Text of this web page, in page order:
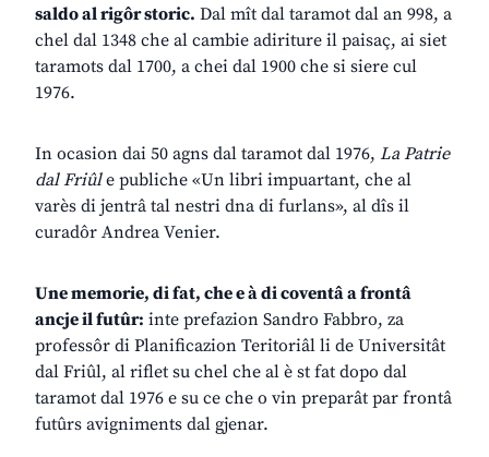
saldo al rigôr storic. Dal mît dal taramot dal an 998, a
chel dal 1348 che al cambie adiriture il paisaç, ai siet
taramots dal 1700, a chei dal 1900 che si siere cul
1976.
In ocasion dai 50 agns dal taramot dal 1976, La Patrie
dal Friûle publiche «Un libri impuartant, che al
varès di jentrâ tal nestri dna di furlans», al dîs il
curadôr Andrea Venier.
Une memorie, di fat, che e à di coventâ a frontâ
ancje il futûr: inte prefazion Sandro Fabbro, za
professôr di Planificazion Teritoriâl li de Universitât
dal Friûl, al riflet su chel che al è st fat dopo dal
taramot dal 1976 e su ce che o vin preparât par frontâ
futûrs avigniments dal gjenar.